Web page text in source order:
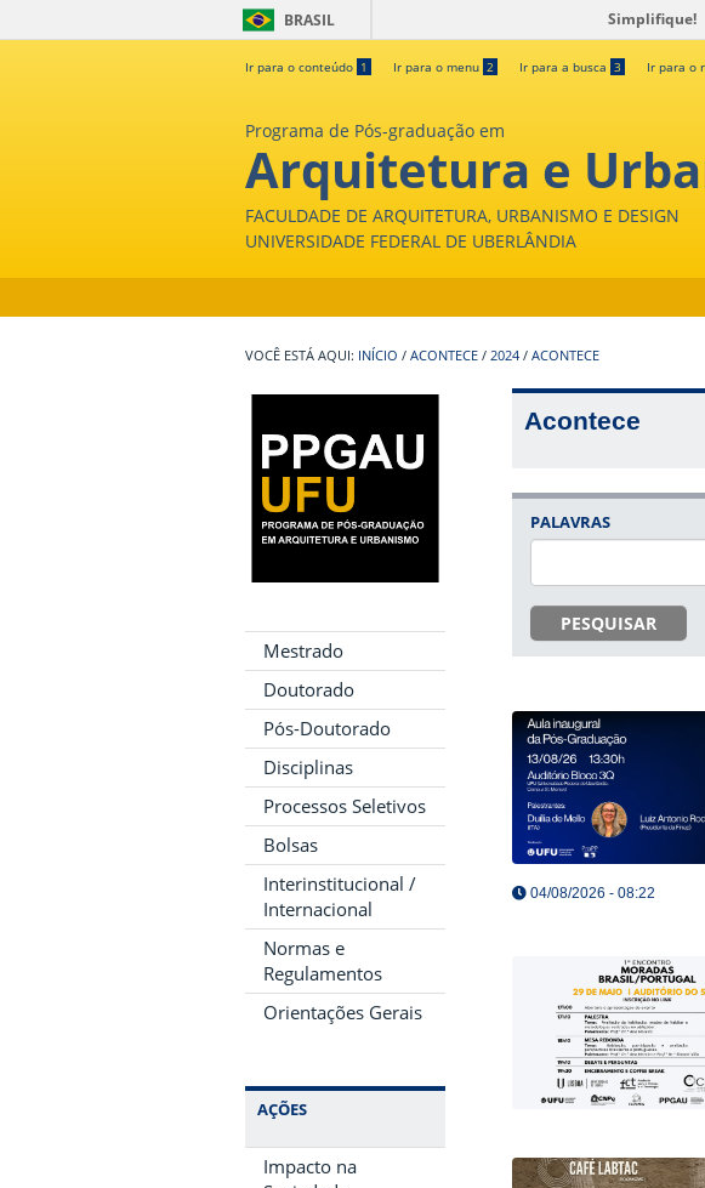
BRASIL Simplifique!
Ir para o conteúdo 1 Ir para o menu 2 Ir para a busca 3 Ir para o
Programa de Pós-graduação em
Arquitetura e
FACULDADE DE ARQUITETURA, URBANISMO E DESIGN
UNIVERSIDADE FEDERAL DE UBERLÂNDIA
INÍCIO / ACONTECE / 2024 / ACONTECE
Mestrado
Doutorado
Pós-Doutorado
Disciplinas
Processos Seletivos
Bolsas
Interinstitucional /
Internacional
Normas e
Regulamentos
Orientações Gerais
AÇÕES
Impacto na
Acontece
PALAVRAS
PESQUISAR
04/08/2026 - 08:22